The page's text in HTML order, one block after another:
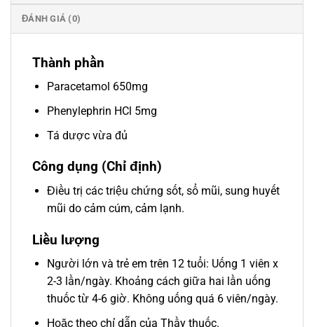
ĐÁNH GIÁ (0)
Thành phần
Paracetamol 650mg
Phenylephrin HCl 5mg
Tá dược vừa đủ
Công dụng (Chỉ định)
Điều trị các triệu chứng sốt, sổ mũi, sung huyết
mũi do cảm cúm, cảm lạnh.
Liều lượng
Người lớn và trẻ em trên 12 tuổi: Uống 1 viên x
2-3 lần/ngày. Khoảng cách giữa hai lần uống
thuốc từ 4-6 giờ. Không uống quá 6 viên/ngày.
Hoặc theo chỉ dẫn của Thầy thuốc.